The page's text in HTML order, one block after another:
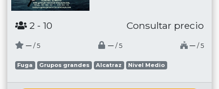
2 - 10 Consultar precio
─ / 5 ─ / 5 ─ / 5
Fuga Grupos grandes Alcatraz Nivel Medio